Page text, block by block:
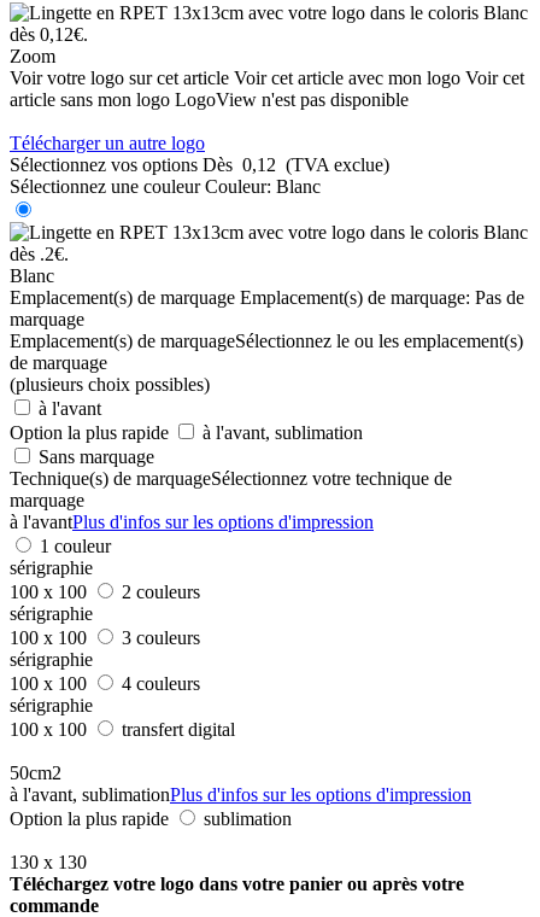
Zoom
Voir votre logo sur cet article Voir cet article avec mon logo Voir cet
article sans mon logo LogoView n'est pas disponible
Télécharger un autre logo
Sélectionnez vos options Dès 0,12 (TVA exclue)
Sélectionnez une couleur Couleur: Blanc
Blanc
Emplacement(s) de marquage Emplacement(s) de marquage: Pas de
marquage
Emplacement(s) de marquageSélectionnez le ou les emplacement(s)
de marquage
(plusieurs choix possibles)
à l'avant
Option la plus rapide
à l'avant, sublimation
Sans marquage
Technique(s) de marquageSélectionnez votre technique de
marquage
à l'avantPlus d'infos sur les options d'impression
1 couleur
sérigraphie
100 x 100
2 couleurs
sérigraphie
100 x 100
3 couleurs
sérigraphie
100 x 100
4 couleurs
sérigraphie
100 x 100
transfert digital
50cm2
à l'avant, sublimationPlus d'infos sur les options d'impression
Option la plus rapide
sublimation
130 x 130
Téléchargez votre logo dans votre panier ou après votre
commande